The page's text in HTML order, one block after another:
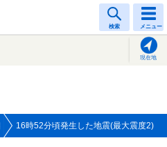
検索 メニュー
現在地
16時52分頃発生した地震(最大震度2)